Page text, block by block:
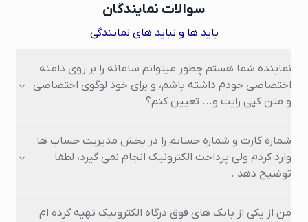
سوالات نمایندگان
باید ها و نباید های نمایندگی
نماینده شما هستم چطور میتوانم سامانه را بر روی دامنه
اختصاصی خودم داشته باشم، و برای خود لوگوی اختصاصی
و متن کپی رایت و... تعیین کنم؟
شماره کارت و شماره حسابم را در بخش مدیریت حساب ها
وارد کردم ولی پرداخت الکترونیک انجام نمی گیرد، لطفا
توضیح دهد .
من از یکی از بانک های فوق درگاه الکترونیک تهیه کرده ام